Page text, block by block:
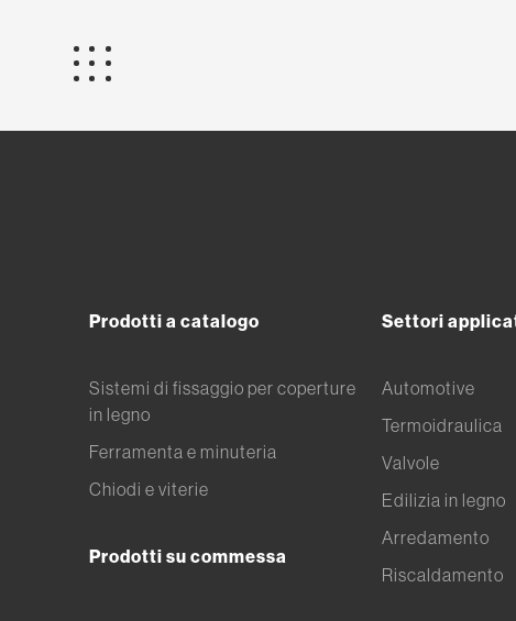
Prodotti a catalogo
Sistemi di fissaggio per coperture
in legno
Ferramenta e minuteria
Chiodi e viterie
Prodotti su commessa
Settori
Automotive
Termoidraulica
Valvole
Edilizia in legno
Arredamento
Riscaldamento